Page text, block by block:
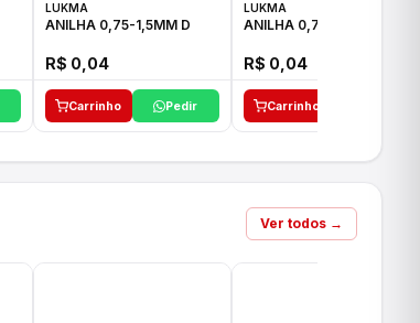
LUKMA
ANILHA 0,75-1,5MM D
R$ 0,04
Carrinho Pedir
LUKMA
ANILHA 0,75-1,5MM E
R$ 0,04
Carrinho
Ver todos →